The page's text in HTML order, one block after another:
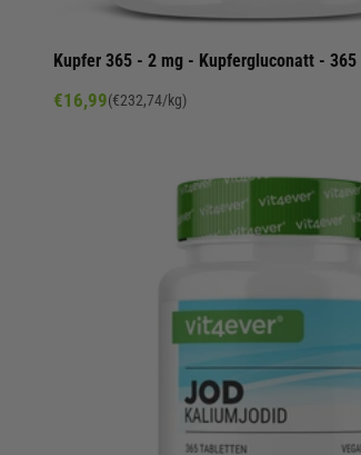
Kupfer 365 - 2 mg - Kupfergluconatt - 365
Angebot
€16,99(€232,74/kg)